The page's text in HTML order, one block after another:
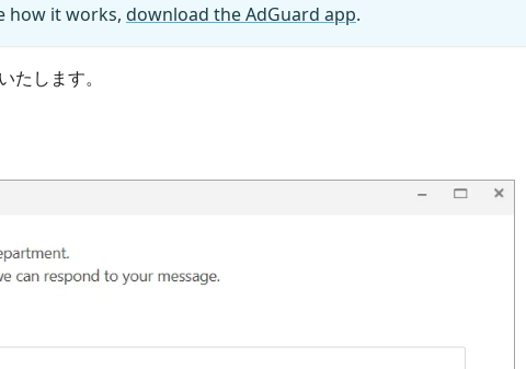
how it works, download the AdGuard app.
します。